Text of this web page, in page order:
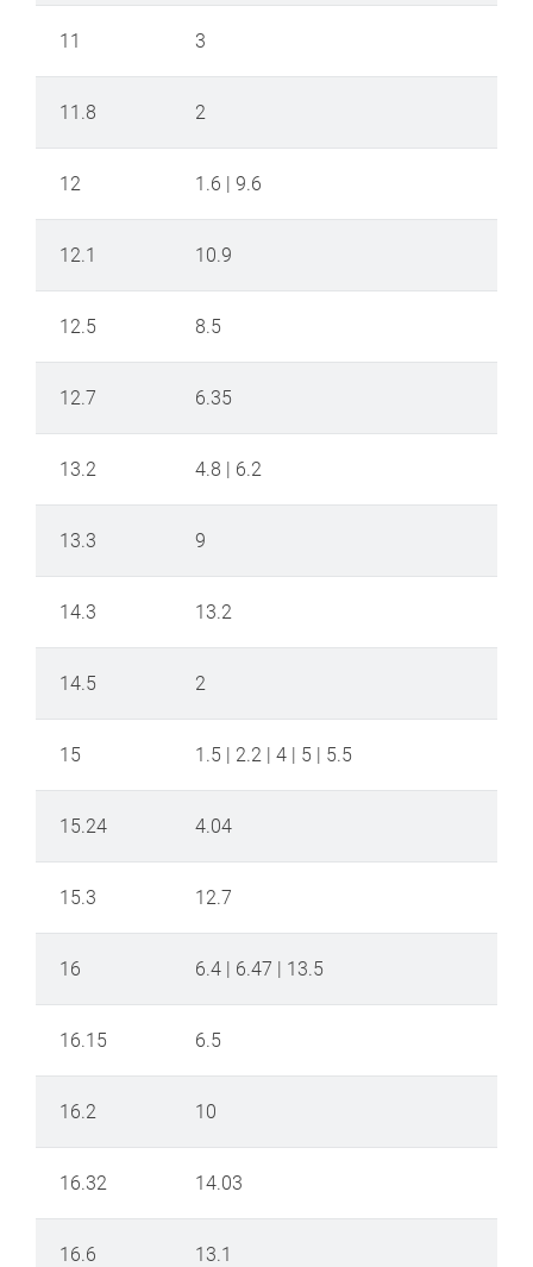
11 3
11.8 2
12 1.6 | 9.6
12.1 10.9
12.5 8.5
12.7 6.35
13.2 4.8 | 6.2
13.3 9
14.3 13.2
14.5 2
15 1.5 | 2.2 | 4 | 5 | 5.5
15.24 4.04
15.3 12.7
16 6.4 | 6.47 | 13.5
16.15 6.5
16.2 10
16.32 14.03
16.6 13.1